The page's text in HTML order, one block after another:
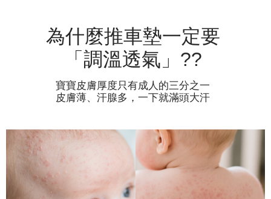
為什麼推車墊一定要
「調溫透氣」??
寶寶皮膚厚度只有成人的三分之一
皮膚薄、汗腺多，一下就滿頭大汗